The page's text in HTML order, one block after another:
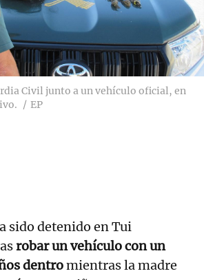
Civil junto a un vehículo oficial, en
EP
sido detenido en Tui
robar un vehículo con un
dentromientras la madre